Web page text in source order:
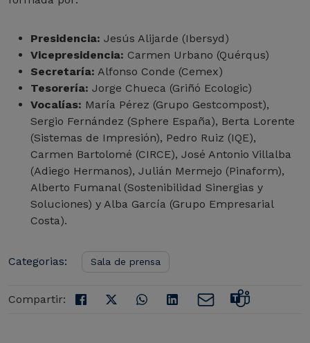
Presidencia: Jesús Alijarde (Ibersyd)
Vicepresidencia: Carmen Urbano (Quérqus)
Secretaría: Alfonso Conde (Cemex)
Tesorería: Jorge Chueca (Griñó Ecologic)
Vocalías: María Pérez (Grupo Gestcompost),
Sergio Fernández (Sphere España), Berta Lorente
(Sistemas de Impresión), Pedro Ruiz (IQE),
Carmen Bartolomé (CIRCE), José Antonio Villalba
(Adiego Hermanos), Julián Mermejo (Pinaform),
Alberto Fumanal (Sostenibilidad Sinergias y
Soluciones) y Alba García (Grupo Empresarial
Costa).
Categorias: Sala de prensa
Compartir: